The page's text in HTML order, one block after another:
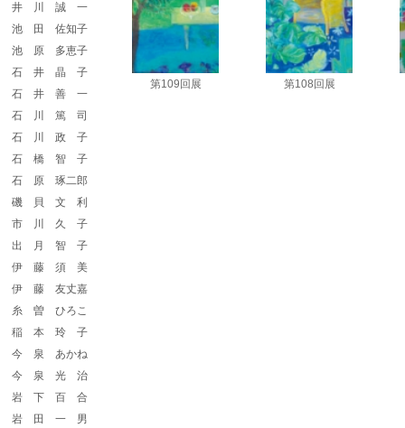
第109回展 会友
第109回展
第108回展 会友
第108回展
井 川 誠 一
池 田 佐知子
池 原 多恵子
石 井 晶 子
石 井 善 一
石 川 篤 司
石 川 政 子
石 橋 智 子
石 原 琢二郎
磯 貝 文 利
市 川 久 子
出 月 智 子
伊 藤 須 美
伊 藤 友丈嘉
糸 曽 ひろこ
稲 本 玲 子
今 泉 あかね
今 泉 光 治
岩 下 百 合
岩 田 一 男